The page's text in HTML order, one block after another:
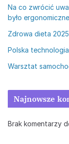
Na co zwrócić
było
Zdrowa dieta
Polska
Warsztat
Najnowsze
Brak komentarzy